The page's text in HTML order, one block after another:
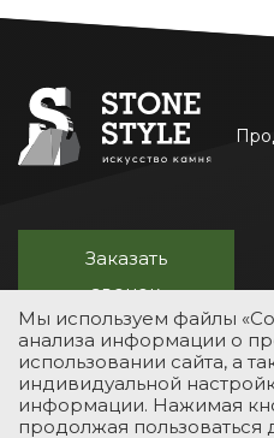
Заказать
звонок
УСЛУГИ КАТАЛОГ
Мы используем файлы
анализа информации о
использовании сайта, а
индивидуальной
информации. Нажимая
продолжая